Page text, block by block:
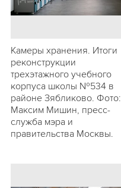
Камеры хранения. Итоги
реконструкции
трехэтажного учебного
корпуса школы №534 в
районе Зябликово. Фото:
Максим Мишин, пресс-
служба мэра и
правительства Москвы.